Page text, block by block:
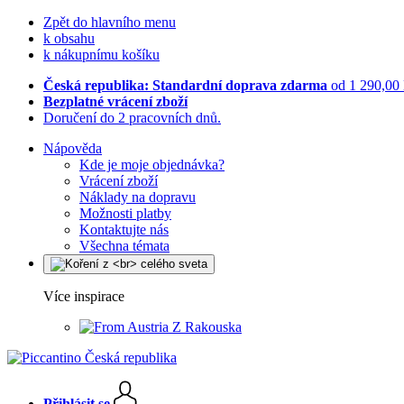
Zpět do hlavního menu
k obsahu
k nákupnímu košíku
Česká republika: Standardní doprava zdarma od 1 290,00
Bezplatné vrácení zboží
Doručení do 2 pracovních dnů.
Nápověda
Kde je moje objednávka?
Vrácení zboží
Náklady na dopravu
Možnosti platby
Kontaktujte nás
Všechna témata
Více inspirace
Z Rakouska